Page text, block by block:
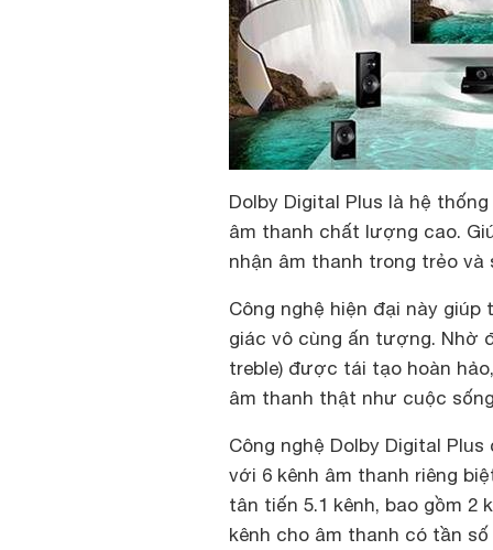
Dolby Digital Plus là hệ
âm thanh chất lượng cao.
nhận âm thanh trong trẻo và
Công nghệ hiện đại này
giác vô cùng ấn tượng. Nhờ
treble) được tái tạo hoàn
âm thanh thật như cuộc
Công nghệ Dolby Digital
với 6 kênh âm thanh riêng
tân tiến 5.1 kênh, bao gồm 2
kênh cho âm thanh có tần